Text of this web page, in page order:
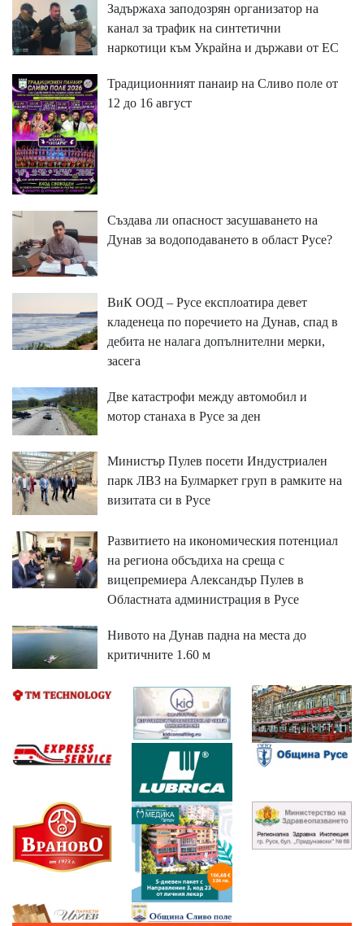
Задържаха заподозрян организатор на
канал за трафик на синтетични
наркотици към Украйна и държави от ЕС
Традиционният панаир на Сливо поле от
12 до 16 август
Създава ли опасност засушаването на
Дунав за водоподаването в област Русе?
ВиК ООД – Русе експлоатира девет
кладенеца по поречието на Дунав, спад в
дебита не налага допълнителни мерки,
засега
Две катастрофи между автомобил и
мотор станаха в Русе за ден
Министър Пулев посети Индустриален
парк ЛВЗ на Булмаркет груп в рамките на
визитата си в Русе
Развитието на икономическия потенциал
на региона обсъдиха на среща с
вицепремиера Александър Пулев в
Областната администрация в Русе
Нивото на Дунав падна на места до
критичните 1.60 м